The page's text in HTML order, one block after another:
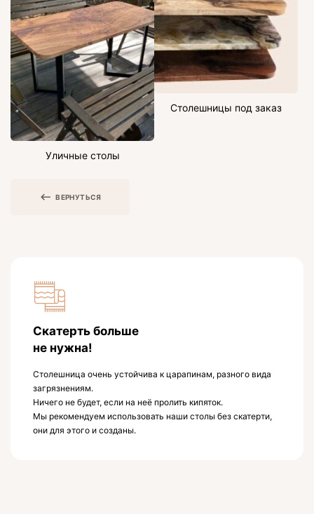
Уличные столы
Столешницы под заказ
ВЕРНУТЬСЯ
Скатерть больше
не нужна!
Столешница очень устойчива к царапинам, разного вида
загрязнениям.
Ничего не будет, если на неё пролить кипяток.
Мы рекомендуем использовать наши столы без скатерти,
они для этого и созданы.